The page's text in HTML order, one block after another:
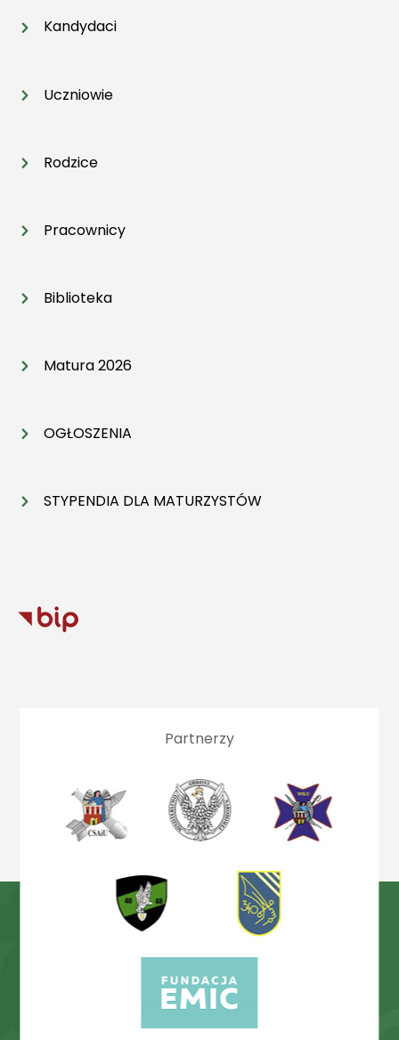
Kandydaci
Uczniowie
Rodzice
Pracownicy
Biblioteka
Matura 2026
OGŁOSZENIA
STYPENDIA DLA MATURZYSTÓW
Partnerzy